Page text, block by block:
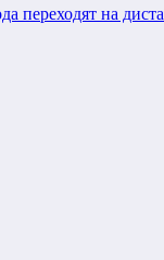
переходят на